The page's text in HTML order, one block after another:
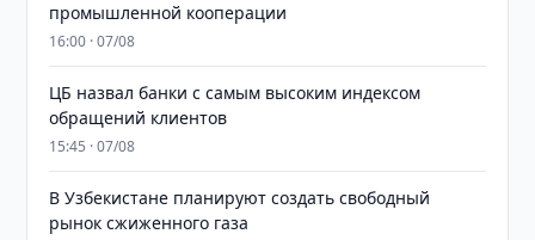
промышленной кооперации
16:00 · 07/08
ЦБ назвал банки с самым высоким индексом
обращений клиентов
15:45 · 07/08
В Узбекистане планируют создать свободный
рынок сжиженного газа